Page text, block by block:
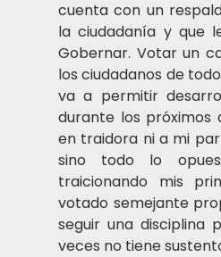
cuenta con un
la ciudadanía y que
Gobernar. Votar un
los ciudadanos de
va a permitir
durante los próximos
en traidora ni a mi
sino todo lo
traicionando mis
votado semejante
seguir una disciplina
veces no tiene